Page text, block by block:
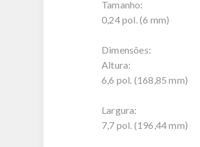
Tamanho:
0,24 pol. (6 mm)
Dimensões:
Altura:
6,6 pol. (168,85 mm)
Largura:
7,7 pol. (196,44 mm)